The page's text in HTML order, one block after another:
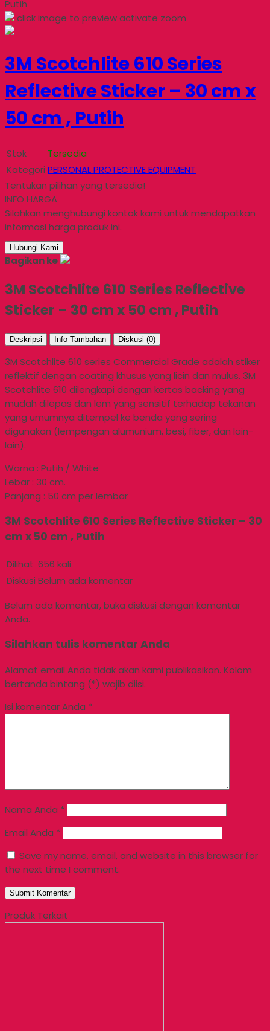
Putih
click image to previewactivate zoom
3M Scotchlite 610 Series
Reflective Sticker – 30 cm x
50 cm , Putih
Stok
Tersedia
Kategori PERSONAL PROTECTIVE EQUIPMENT
Tentukan pilihan yang tersedia!
INFO HARGA
Silahkan menghubungi kontak kami untuk mendapatkan
informasi harga produk ini.
Hubungi Kami
Bagikan ke
3M Scotchlite 610 Series Reflective
Sticker – 30 cm x 50 cm , Putih
Deskripsi Info Tambahan Diskusi (0)
3M Scotchlite 610 series Commercial Grade adalah stiker
reflektif dengan coating khusus yang licin dan mulus. 3M
Scotchlite 610 dilengkapi dengan kertas backing yang
mudah dilepas dan lem yang sensitif terhadap tekanan
yang umumnya ditempel ke benda yang sering
digunakan (lempengan alumunium, besi, fiber, dan lain-
lain).
Warna : Putih / White
Lebar : 30 cm.
Panjang : 50 cm per lembar
3M Scotchlite 610 Series Reflective Sticker – 30
cm x 50 cm , Putih
Dilihat 656 kali
Diskusi Belum ada komentar
Belum ada komentar, buka diskusi dengan komentar
Anda.
Silahkan tulis komentar Anda
Alamat email Anda tidak akan kami publikasikan. Kolom
bertanda bintang (*) wajib diisi.
Isi komentar Anda *
Nama Anda *
Email Anda *
Save my name, email, and website in this browser for
the next time I comment.
Produk Terkait